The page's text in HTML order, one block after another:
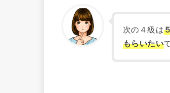
次の４級は
もらいたい